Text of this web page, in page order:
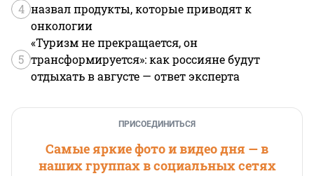
4 назвал продукты, которые приводят к
онкологии
5
«Туризм не прекращается, он
трансформируется»: как россияне будут
отдыхать в августе — ответ эксперта
ПРИСОЕДИНИТЬСЯ
Самые яркие фото и видео дня — в
наших группах в социальных сетях